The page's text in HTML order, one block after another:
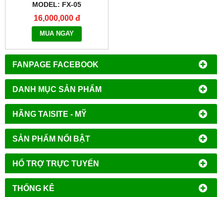
FANPAGE FACEBOOK
DANH MỤC SẢN PHẨM
HÃNG TAISITE - MỸ
SẢN PHẨM NỔI BẬT
HỔ TRỢ TRỰC TUYẾN
THỐNG KÊ
MODEL: FX-05
16,000,000 đ
MUA NGAY